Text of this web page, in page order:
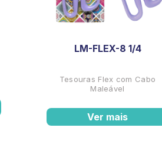
LM-FLEX-8 1/4
Tesouras Flex com Cabo
Maleável
Ver mais